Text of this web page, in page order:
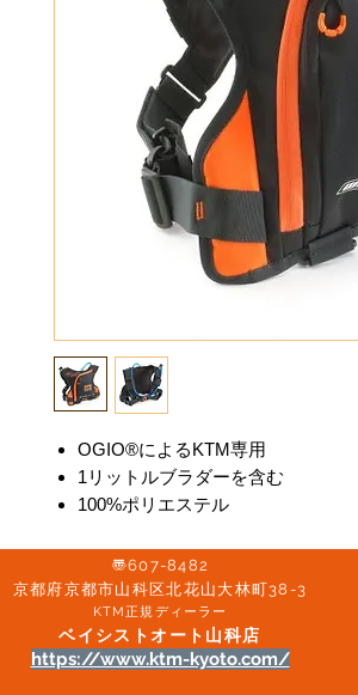
OGIO®によるKTM専用
1リットルブラダーを含む
100%ポリエステル
〠607-8482
京都府京都市山科区北花山大林町38-3​
KTM正規ディーラー
ベイシストオート山科店
https://www.ktm-kyoto.com/